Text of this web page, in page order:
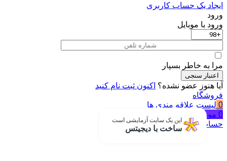
ایجاد یک حساب کاربری
ورود
ورود با موبایل
مرا به خاطر بسپار
اعتبار سنجی
آیا هنوز عضو نشده؟ اکنون ثبت نام کنید
این یک سایت آزمایشی است
ساخت با دیجیتس
فروشگاه
0 لیست علاقه مندی ها
0 مورد
حساب من